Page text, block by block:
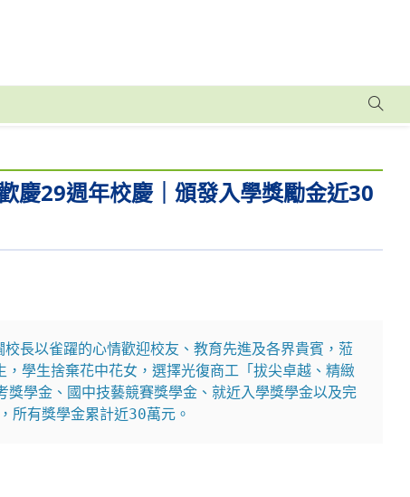
慶29週年校慶｜頒發入學獎勵金近30
長以雀躍的心情歡迎校友、教育先進及各界貴賓，蒞
學生捨棄花中花女，選擇光復商工「拔尖卓越、精緻
學金、國中技藝競賽獎學金、就近入學獎學金以及完
所有獎學金累計近30萬元。